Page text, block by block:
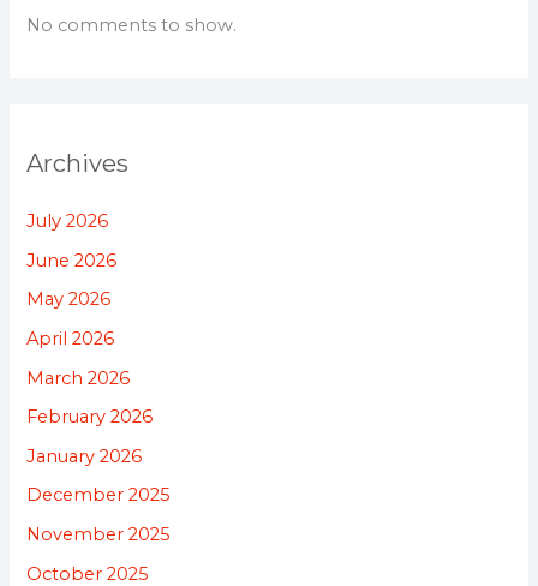
No comments to show.
Archives
July 2026
June 2026
May 2026
April 2026
March 2026
February 2026
January 2026
December 2025
November 2025
October 2025